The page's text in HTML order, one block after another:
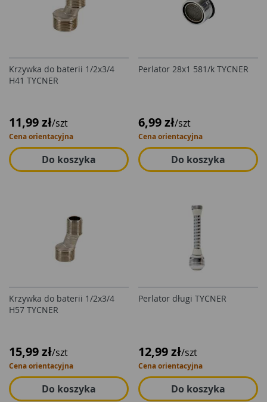
Krzywka do baterii 1/2x3/4
H41 TYCNER
11,99 zł/szt
Cena orientacyjna
Do koszyka
Perlator 28x1 581/k TYCNER
6,99 zł/szt
Cena orientacyjna
Do koszyka
Krzywka do baterii 1/2x3/4
H57 TYCNER
15,99 zł/szt
Cena orientacyjna
Do koszyka
Perlator długi TYCNER
12,99 zł/szt
Cena orientacyjna
Do koszyka